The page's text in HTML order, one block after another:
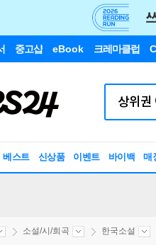
중고샵 eBook 크레마클럽
베스트 신상품 이벤트 바이백 매
소설/시/희곡 한국소설